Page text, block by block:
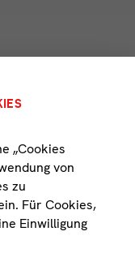
Werken –
Kultur-, und
einfach
sich über
einfach von
Die
„Cookies
von
zu
Für Cookies,
Einwilligung